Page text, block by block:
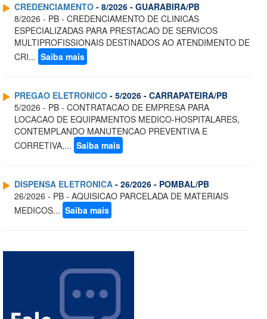
CREDENCIAMENTO - 8/2026 - GUARABIRA/PB
8/2026 - PB - CREDENCIAMENTO DE CLINICAS
ESPECIALIZADAS PARA PRESTACAO DE SERVICOS
MULTIPROFISSIONAIS DESTINADOS AO ATENDIMENTO DE
CRI... Saiba mais
PREGAO ELETRONICO - 5/2026 - CARRAPATEIRA/PB
5/2026 - PB - CONTRATACAO DE EMPRESA PARA
LOCACAO DE EQUIPAMENTOS MEDICO-HOSPITALARES,
CONTEMPLANDO MANUTENCAO PREVENTIVA E
CORRETIVA,... Saiba mais
DISPENSA ELETRONICA - 26/2026 - POMBAL/PB
26/2026 - PB - AQUISICAO PARCELADA DE MATERIAIS
MEDICOS... Saiba mais